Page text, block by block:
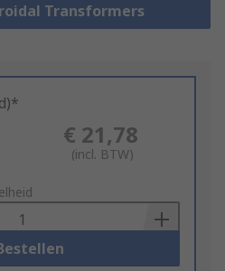
Transformers
€ 21,78
(incl. BTW)